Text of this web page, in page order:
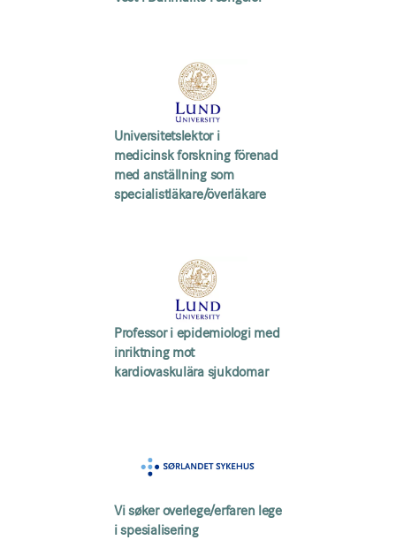
Universitetslektor i
medicinsk forskning förenad
med anställning som
specialistläkare/överläkare
Professor i epidemiologi med
inriktning mot
kardiovaskulära sjukdomar
Vi søker overlege/erfaren lege
i spesialisering